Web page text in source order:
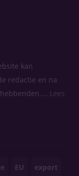
kan
redactie en na
Lees
EU export